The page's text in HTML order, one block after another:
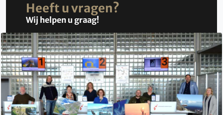
Heeft u vragen?
Wij helpen u graag!